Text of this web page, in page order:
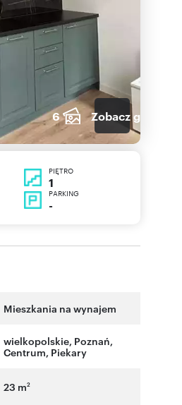
6 Zobacz galerię
PIĘTRO
1
PARKING
-
Mieszkania na wynajem
wielkopolskie, Poznań,
Centrum, Piekary
23 m2